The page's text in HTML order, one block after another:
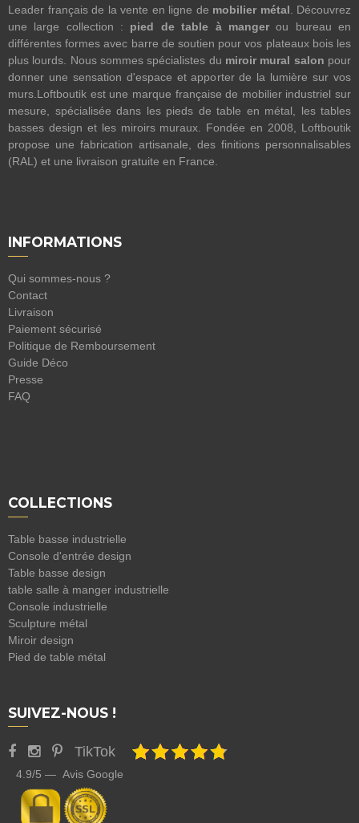
Leader français de la vente en ligne de mobilier métal . Découvrez
une large collection : pied de table à mangerou bureau en
différentes formes avec barre de soutien pour vos plateaux bois les
plus lourds. Nous sommes spécialistes du miroir mural salon pour
donner une sensation d'espace et apporter de la lumière sur vos
murs.Loftboutik est une marque française de mobilier industriel sur
mesure, spécialisée dans les pieds de table en métal, les tables
basses design et les miroirs muraux. Fondée en 2008, Loftboutik
propose une fabrication artisanale, des finitions personnalisables
(RAL) et une livraison gratuite en France.
INFORMATIONS
Qui sommes-nous ?
Contact
Livraison
Paiement sécurisé
Politique de Remboursement
Guide Déco
Presse
FAQ
COLLECTIONS
Table basse industrielle
Console d'entrée design
Table basse design
table salle à manger industrielle
Console industrielle
Sculpture métal
Miroir design
Pied de table métal
SUIVEZ-NOUS !
TikTok
4.9/5 — Avis Google